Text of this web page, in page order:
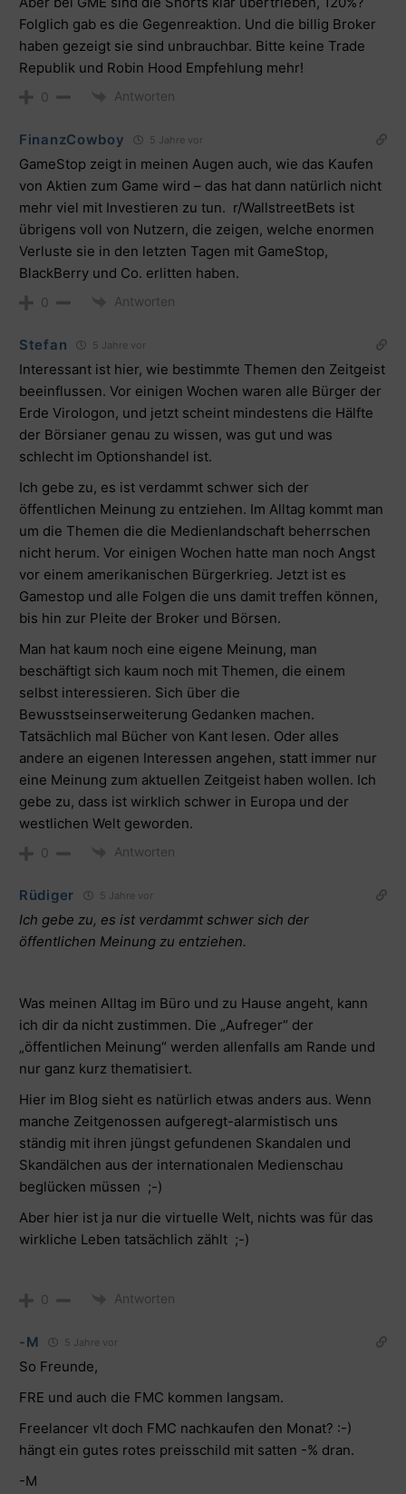
Folglich gab es die Gegenreaktion. Und die billig Broker
haben gezeigt sie sind unbrauchbar. Bitte keine Trade
Republik und Robin Hood Empfehlung mehr!
0 Antworten
FinanzCowboy 5 Jahre vor
GameStop zeigt in meinen Augen auch, wie das Kaufen
von Aktien zum Game wird – das hat dann natürlich nicht
mehr viel mit Investieren zu tun. r/WallstreetBets ist
übrigens voll von Nutzern, die zeigen, welche enormen
Verluste sie in den letzten Tagen mit GameStop,
BlackBerry und Co. erlitten haben.
0 Antworten
Stefan 5 Jahre vor
Interessant ist hier, wie bestimmte Themen den Zeitgeist
beeinflussen. Vor einigen Wochen waren alle Bürger der
Erde Virologon, und jetzt scheint mindestens die Hälfte
der Börsianer genau zu wissen, was gut und was
schlecht im Optionshandel ist.
Ich gebe zu, es ist verdammt schwer sich der
öffentlichen Meinung zu entziehen. Im Alltag kommt man
um die Themen die die Medienlandschaft beherrschen
nicht herum. Vor einigen Wochen hatte man noch Angst
vor einem amerikanischen Bürgerkrieg. Jetzt ist es
Gamestop und alle Folgen die uns damit treffen können,
bis hin zur Pleite der Broker und Börsen.
Man hat kaum noch eine eigene Meinung, man
beschäftigt sich kaum noch mit Themen, die einem
selbst interessieren. Sich über die
Bewusstseinserweiterung Gedanken machen.
Tatsächlich mal Bücher von Kant lesen. Oder alles
andere an eigenen Interessen angehen, statt immer nur
eine Meinung zum aktuellen Zeitgeist haben wollen. Ich
gebe zu, dass ist wirklich schwer in Europa und der
westlichen Welt geworden.
0 Antworten
Rüdiger 5 Jahre vor
Ich gebe zu, es ist verdammt schwer sich der
öffentlichen Meinung zu entziehen.
Was meinen Alltag im Büro und zu Hause angeht, kann
ich dir da nicht zustimmen. Die „Aufreger“ der
„öffentlichen Meinung“ werden allenfalls am Rande und
nur ganz kurz thematisiert.
Hier im Blog sieht es natürlich etwas anders aus. Wenn
manche Zeitgenossen aufgeregt-alarmistisch uns
ständig mit ihren jüngst gefundenen Skandalen und
Skandälchen aus der internationalen Medienschau
beglücken müssen ;-)
Aber hier ist ja nur die virtuelle Welt, nichts was für das
wirkliche Leben tatsächlich zählt ;-)
0 Antworten
-M 5 Jahre vor
So Freunde,
FRE und auch die FMC kommen langsam.
Freelancer vlt doch FMC nachkaufen den Monat? :-)
hängt ein gutes rotes preisschild mit satten -% dran.
-M